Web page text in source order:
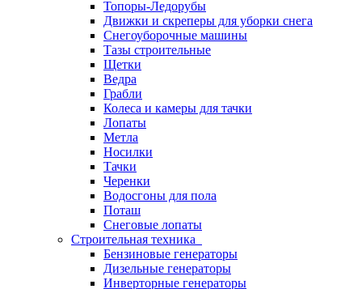
Топоры-Ледорубы
Движки и скреперы для уборки снега
Снегоуборочные машины
Тазы строительные
Щетки
Ведра
Грабли
Колеса и камеры для тачки
Лопаты
Метла
Носилки
Тачки
Черенки
Водосгоны для пола
Поташ
Снеговые лопаты
Строительная техника
Бензиновые генераторы
Дизельные генераторы
Инверторные генераторы